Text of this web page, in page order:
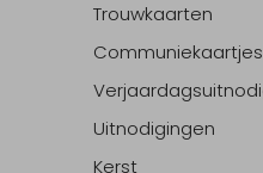
Trouwkaarten
Communiekaartjes
Uitnodigingen
Kerst